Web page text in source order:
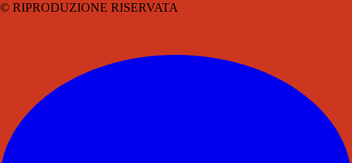
© RIPRODUZIONE RISERVATA